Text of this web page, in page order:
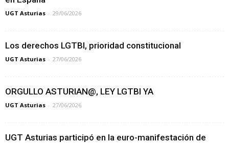
UGT Asturias - 29/06/2026
Los derechos LGTBI, prioridad constitucional
UGT Asturias - 27/06/2026
ORGULLO ASTURIAN@, LEY LGTBI YA
UGT Asturias - 27/06/2026
UGT Asturias participó en la euro-manifestación de